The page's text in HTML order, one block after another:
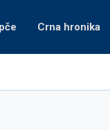
Crna hronika